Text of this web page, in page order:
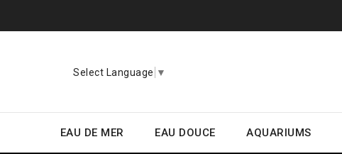
Select Language ▼
EAU DE MER EAU DOUCE AQUARIUMS